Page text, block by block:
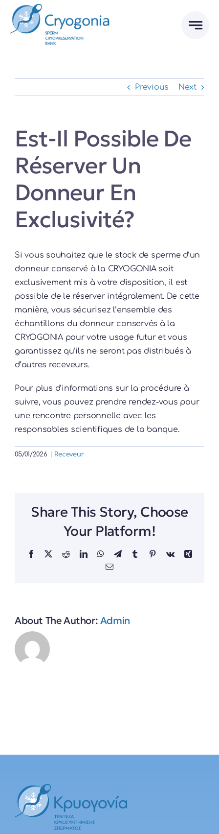
Skip
content
Previous Next
Est-Il Possible De
Réserver Un
Donneur En
Exclusivité?
Si vous souhaitez que le stock de sperme d’un
donneur conservé à la CRYOGONIA soit
exclusivement mis à votre disposition, il est
possible de le réserver intégralement. De cette
manière, vous sécurisez l’ensemble des
échantillons du donneur conservés à la
CRYOGONIA pour votre usage futur et vous
garantissez qu’ils ne seront pas distribués à
d’autres receveurs.
Pour plus d’informations sur la procédure à
suivre, vous pouvez prendre rendez-vous pour
une rencontre personnelle avec les
responsables scientifiques de la banque.
05/01/2026 Receveur
Share This Story, Choose
Your Platform!
Facebook RedditLinkedInWhatsApp
TelegramTumblrPinterestVk
Xing
Email
About The Author:Admin